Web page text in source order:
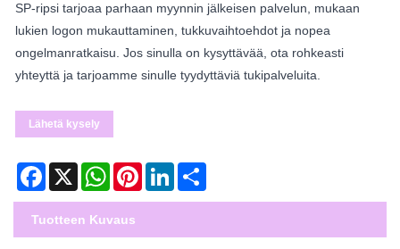
SP-ripsi tarjoaa parhaan myynnin jälkeisen palvelun, mukaan
lukien logon mukauttaminen, tukkuvaihtoehdot ja nopea
ongelmanratkaisu. Jos sinulla on kysyttävää, ota rohkeasti
yhteyttä ja tarjoamme sinulle tyydyttäviä tukipalveluita.
Lähetä kysely
Facebook
X WhatsAppPinterestLinkedIn
Tuotteen Kuvaus